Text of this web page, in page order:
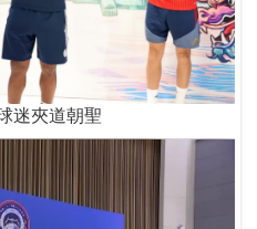
迷夾道朝聖